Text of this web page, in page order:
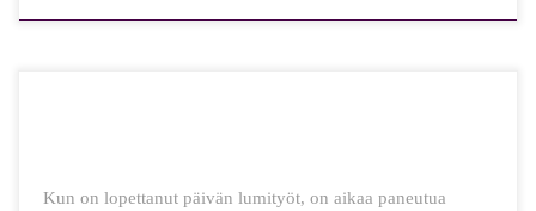
Kun on lopettanut päivän lumityöt, on aikaa paneutua